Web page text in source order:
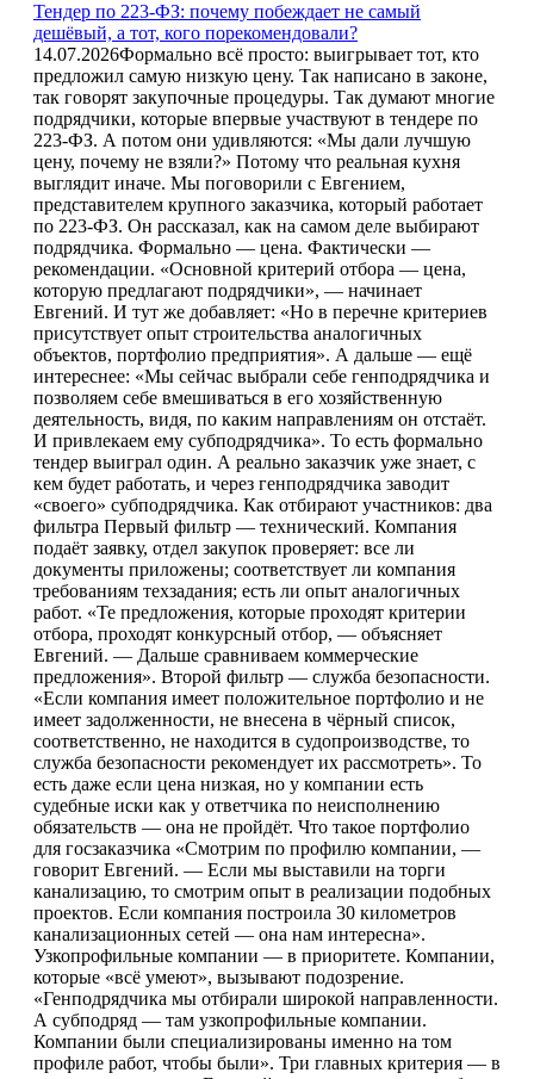
Тендер по 223-ФЗ: почему побеждает не самый
дешёвый, а тот, кого порекомендовали?
14.07.2026Формально всё просто: выигрывает тот, кто
предложил самую низкую цену. Так написано в законе,
так говорят закупочные процедуры. Так думают многие
подрядчики, которые впервые участвуют в тендере по
223-ФЗ. А потом они удивляются: «Мы дали лучшую
цену, почему не взяли?» Потому что реальная кухня
выглядит иначе. Мы поговорили с Евгением,
представителем крупного заказчика, который работает
по 223-ФЗ. Он рассказал, как на самом деле выбирают
подрядчика. Формально — цена. Фактически —
рекомендации. «Основной критерий отбора — цена,
которую предлагают подрядчики», — начинает
Евгений. И тут же добавляет: «Но в перечне критериев
присутствует опыт строительства аналогичных
объектов, портфолио предприятия». А дальше — ещё
интереснее: «Мы сейчас выбрали себе генподрядчика и
позволяем себе вмешиваться в его хозяйственную
деятельность, видя, по каким направлениям он отстаёт.
И привлекаем ему субподрядчика». То есть формально
тендер выиграл один. А реально заказчик уже знает, с
кем будет работать, и через генподрядчика заводит
«своего» субподрядчика. Как отбирают участников: два
фильтра Первый фильтр — технический. Компания
подаёт заявку, отдел закупок проверяет: все ли
документы приложены; соответствует ли компания
требованиям техзадания; есть ли опыт аналогичных
работ. «Те предложения, которые проходят критерии
отбора, проходят конкурсный отбор, — объясняет
Евгений. — Дальше сравниваем коммерческие
предложения». Второй фильтр — служба безопасности.
«Если компания имеет положительное портфолио и не
имеет задолженности, не внесена в чёрный список,
соответственно, не находится в судопроизводстве, то
служба безопасности рекомендует их рассмотреть». То
есть даже если цена низкая, но у компании есть
судебные иски как у ответчика по неисполнению
обязательств — она не пройдёт. Что такое портфолио
для госзаказчика «Смотрим по профилю компании, —
говорит Евгений. — Если мы выставили на торги
канализацию, то смотрим опыт в реализации подобных
проектов. Если компания построила 30 километров
канализационных сетей — она нам интересна».
Узкопрофильные компании — в приоритете. Компании,
которые «всё умеют», вызывают подозрение.
«Генподрядчика мы отбирали широкой направленности.
А субподряд — там узкопрофильные компании.
Компании были специализированы именно на том
профиле работ, чтобы были». Три главных критерия — в